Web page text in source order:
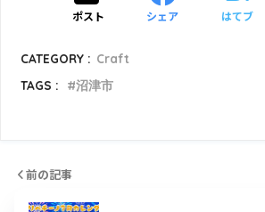
ポスト シェア はてブ
CATEGORY : Craft
TAGS :
沼津市
前の記事